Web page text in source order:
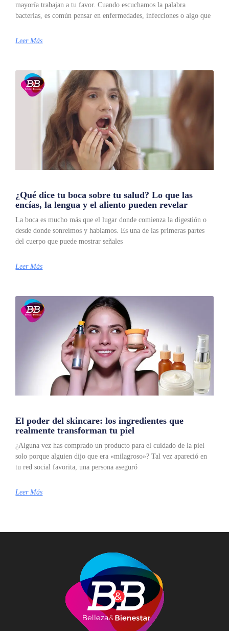
mayoría trabajan a tu favor. Cuando escuchamos la palabra
bacterias, es común pensar en enfermedades, infecciones o algo que
Leer Más
¿Qué dice tu boca sobre tu salud? Lo que las
encías, la lengua y el aliento pueden revelar
La boca es mucho más que el lugar donde comienza la digestión o
desde donde sonreímos y hablamos. Es una de las primeras partes
del cuerpo que puede mostrar señales
Leer Más
El poder del skincare: los ingredientes que
realmente transforman tu piel
¿Alguna vez has comprado un producto para el cuidado de la piel
solo porque alguien dijo que era «milagroso»? Tal vez apareció en
tu red social favorita, una persona aseguró
Leer Más